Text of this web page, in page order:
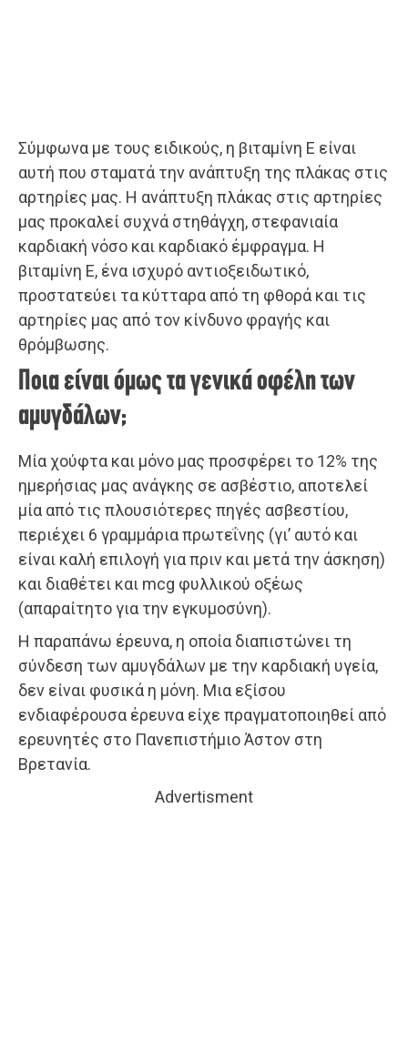
Σύμφωνα με τους ειδικούς, η βιταμίνη Ε είναι
αυτή που σταματά την ανάπτυξη της πλάκας στις
αρτηρίες μας. Η ανάπτυξη πλάκας στις αρτηρίες
μας προκαλεί συχνά στηθάγχη, στεφανιαία
καρδιακή νόσο και καρδιακό έμφραγμα. Η
βιταμίνη Ε, ένα ισχυρό αντιοξειδωτικό,
προστατεύει τα κύτταρα από τη φθορά και τις
αρτηρίες μας από τον κίνδυνο φραγής και
θρόμβωσης.
Ποια είναι όμως τα γενικά οφέλη των
αμυγδάλων;
Μία χούφτα και μόνο μας προσφέρει το 12% της
ημερήσιας μας ανάγκης σε ασβέστιο, αποτελεί
μία από τις πλουσιότερες πηγές ασβεστίου,
περιέχει 6 γραμμάρια πρωτεΐνης (γι’ αυτό και
είναι καλή επιλογή για πριν και μετά την άσκηση)
και διαθέτει και mcg φυλλικού οξέως
(απαραίτητο για την εγκυμοσύνη).
Η παραπάνω έρευνα, η οποία διαπιστώνει τη
σύνδεση των αμυγδάλων με την καρδιακή υγεία,
δεν είναι φυσικά η μόνη. Μια εξίσου
ενδιαφέρουσα έρευνα είχε πραγματοποιηθεί από
ερευνητές στο Πανεπιστήμιο Άστον στη
Βρετανία.
Advertisment